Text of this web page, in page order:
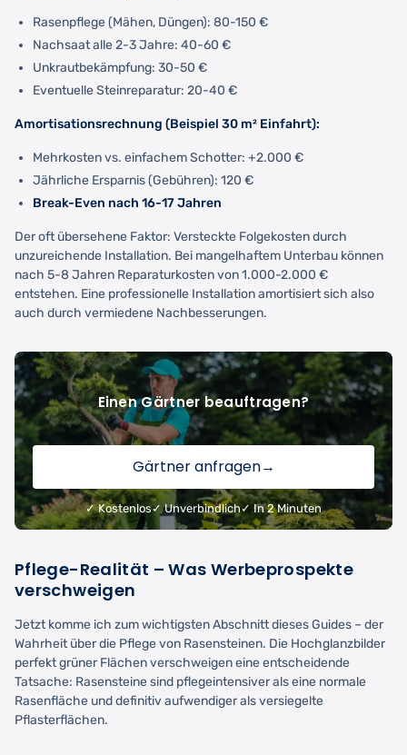
Rasenpflege (Mähen, Düngen): 80-150 €
Nachsaat alle 2-3 Jahre: 40-60 €
Unkrautbekämpfung: 30-50 €
Eventuelle Steinreparatur: 20-40 €
Amortisationsrechnung (Beispiel 30 m² Einfahrt):
Mehrkosten vs. einfachem Schotter: +2.000 €
Jährliche Ersparnis (Gebühren): 120 €
Break-Even nach 16-17 Jahren
Der oft übersehene Faktor: Versteckte Folgekosten durch
unzureichende Installation. Bei mangelhaftem Unterbau können
nach 5-8 Jahren Reparaturkosten von 1.000-2.000 €
entstehen. Eine professionelle Installation amortisiert sich also
auch durch vermiedene Nachbesserungen.
Einen Gärtner beauftragen?
Gärtner anfragen→
✓ Kostenlos✓ Unverbindlich ✓ In 2 Minuten
Pflege-Realität – Was Werbeprospekte
verschweigen
Jetzt komme ich zum wichtigsten Abschnitt dieses Guides – der
Wahrheit über die Pflege von Rasensteinen. Die Hochglanzbilder
perfekt grüner Flächen verschweigen eine entscheidende
Tatsache: Rasensteine sind pflegeintensiver als eine normale
Rasenfläche und definitiv aufwendiger als versiegelte
Pflasterflächen.